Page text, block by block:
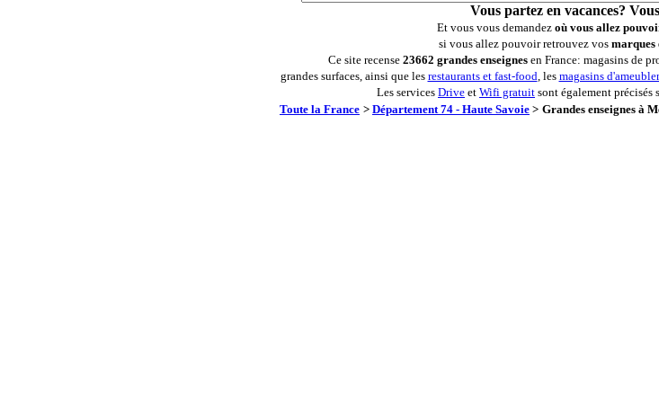
Vous partez en vacances?
Et vous vous demandez où vous allez
si vous allez pouvoir retrouvez vos marques
Ce site recense 23662 grandes enseignes en France: magasins de
grandes surfaces, ainsi que les restaurants et fast-food, les magasins
Les services Drive et Wifi gratuit sont également précisés
Toute la France > Département 74 - Haute Savoie > Grandes enseignes à